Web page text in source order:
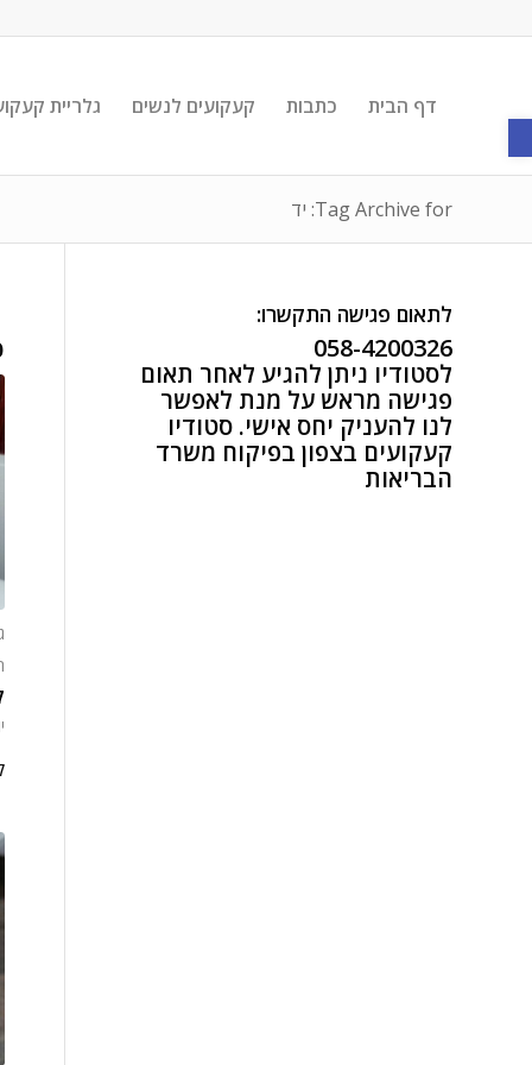
פתח סרגל נגישותדף הבית כתבות קעקועים לנשים גלריית
Tag Archive for: יד
לתאום פגישה התקשרו:
058-4200326
לסטודיו ניתן להגיע לאחר תאום
פגישה מראש על מנת לאפשר
לנו להעניק יחס אישי. סטודיו
קעקועים בצפון בפיקוח משרד
הבריאות